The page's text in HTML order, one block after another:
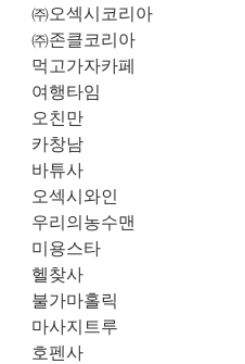
㈜오섹시코리아
㈜존클코리아
먹고가자카페
여행타임
오친만
카창남
바튜사
오섹시와인
우리의농수맨
미용스타
헬찾사
불가마홀릭
마사지트루
호펜사